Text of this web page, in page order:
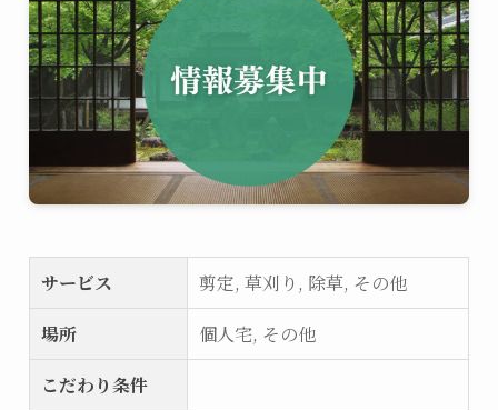
サービス
剪定, 草刈り, 除草, その他
場所
個人宅, その他
こだわり条件